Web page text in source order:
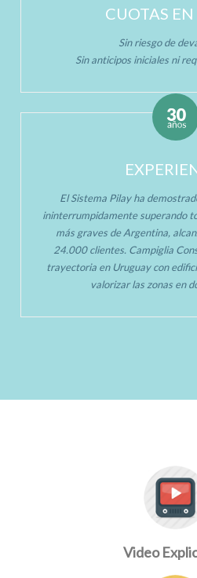
CUOTAS EN
Sin riesgo de
Sin anticipos iniciales ni
El Sistema Pilay ha
ininterrumpidamente superando
más graves de Argentina,
24.000 clientes. Campiglia
trayectoria en Uruguay con
valorizar las zonas en
Video